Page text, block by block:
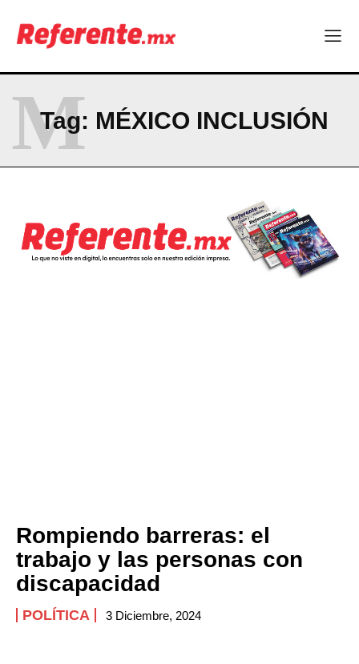
Becas internacionales abren nuevas oportunidades para
profesionistas chihuahuenses
Linux nació como un hobby y hoy mueve la tecnología global
a clases
Technology
Uno de cada cuatro trabajadores en Chihuahua no tiene estas
prestaciones
Becas internacionales abren nuevas oportunidades para
NEWSLETTER
Tag: MÉXICO INCLUSIÓN
M
Rompiendo barreras: el
trabajo y las personas con
discapacidad
POLÍTICA 3 Diciembre, 2024